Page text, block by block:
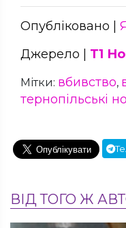
Опубліковано |
Джерело | Т1
Мітки: вбивство,
тернопільські
ВІД ТОГО Ж